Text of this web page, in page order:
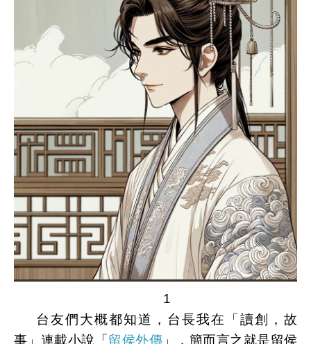
1
台友們大概都知道，台長我在
「 讀創，故
事 」連載小說 「 留侯外傳」，簡而言之就是留侯